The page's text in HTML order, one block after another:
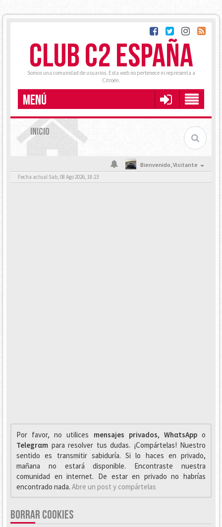
CLUB C2 ESPAÑA
Somos una comunidad de usuarios. Esta web no pertenece ni representa a
Citroën.
MENÚ
INICIO
Bienvenido,Visitante
Fecha actual Sab, 08 Ago 2026, 18:23
Por favor, no utilices mensajes privados, WhαtsAppo
Telegrαm para resolver tus dudas. ¡Compártelas! Nuestro
sentido es transmitir sabiduría. Si lo haces en privado,
mañana no estará disponible. Encontraste nuestra
comunidad en internet. De estar en privado no habrías
encontrado nada. Abre un post y compártelas
BORRAR COOKIES